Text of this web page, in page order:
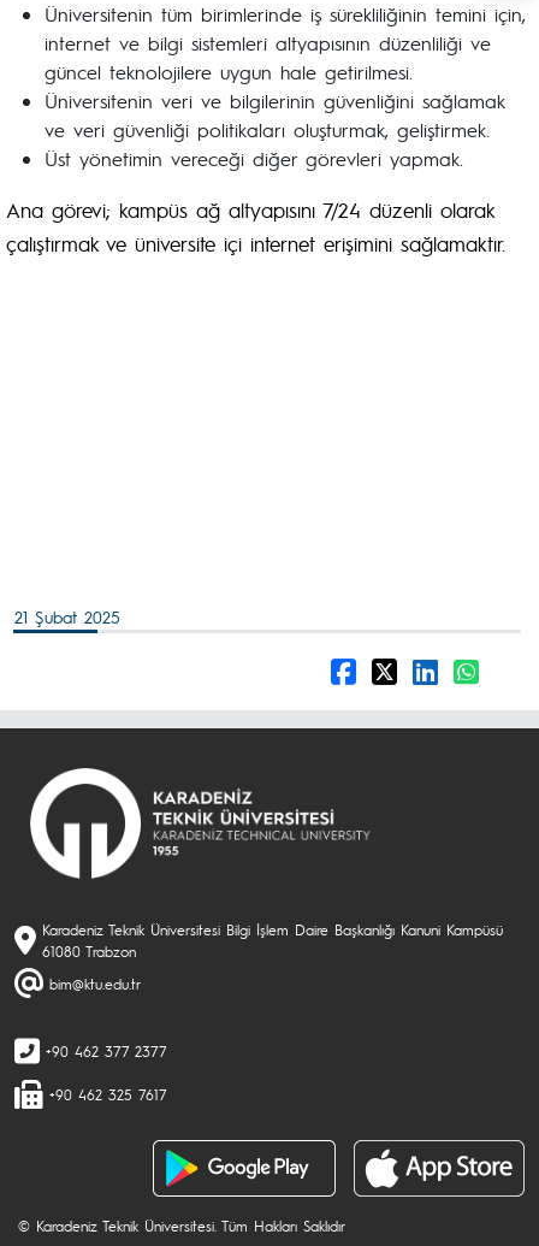
Üniversitenin tüm birimlerinde iş sürekliliğinin temini için,
internet ve bilgi sistemleri altyapısının düzenliliği ve
güncel teknolojilere uygun hale getirilmesi.
Üniversitenin veri ve bilgilerinin güvenliğini sağlamak
ve veri güvenliği politikaları oluşturmak, geliştirmek.
Üst yönetimin vereceği diğer görevleri yapmak.
Ana görevi; kampüs ağ altyapısını 7/24 düzenli olarak
çalıştırmak ve üniversite içi internet erişimini sağlamaktır.
21 Şubat 2025
Karadeniz Teknik Üniversitesi Bilgi İşlem Daire Başkanlığı Kanuni Kampüsü
61080 Trabzon
bim@ktu.edu.tr
+90 462 377 2377
+90 462 325 7617
© Karadeniz Teknik Üniversitesi. Tüm Hakları Saklıdır